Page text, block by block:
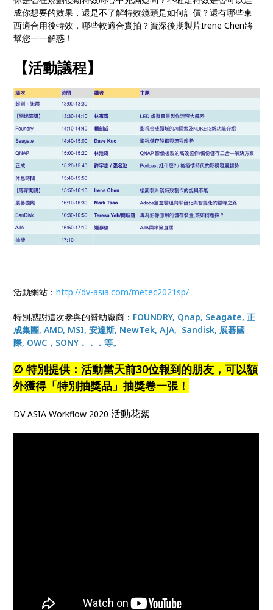
成你想要的效果，還是不了解特效鏡頭是如何計價？還有哪些東
西適合用後特效，哪些較適合實拍？資深後期製片Irene Chen將
幫您一一解惑！
【活動議程】
活動網站：http://dv-asia.com/metec2021sp/
特別感謝這次參與的贊助廠商： FOUNDRY, Qnap, Seagate, 正
成集團, AMD, MSI, 安達斯, NewTek, AJA, Sandisk, 展碁國
際, OWC，SONY．．．等。
∅ 特別提供：活動當天前30位報到的朋友，可以額
外獲得「特別抽獎品」抽獎卷一張！
DV ASIA Workflow 2020活動花絮